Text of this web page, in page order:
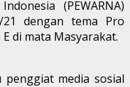
(PEWARNA)
21 dengan tema Pro
di mata Masyarakat.
penggiat media sosial